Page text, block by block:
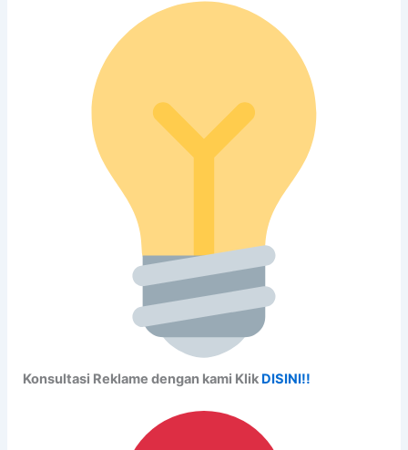
Konsultasi Reklame dengan kami Klik DISINI!!